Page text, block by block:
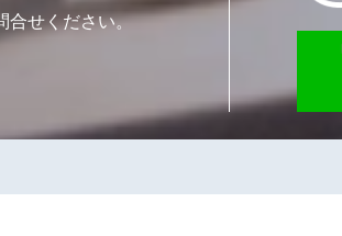
合せください。